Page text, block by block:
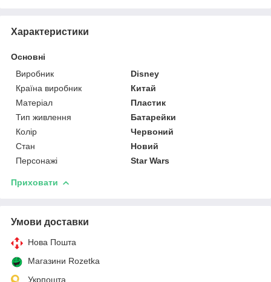
Характеристики
Основні
Виробник
Disney
Країна виробник
Китай
Матеріал
Пластик
Тип живлення
Батарейки
Колір
Червоний
Стан
Новий
Персонажі
Star Wars
Приховати
Умови доставки
Нова Пошта
Магазини Rozetka
Укрпошта